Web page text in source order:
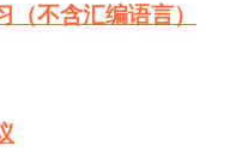
（不含汇编语言）